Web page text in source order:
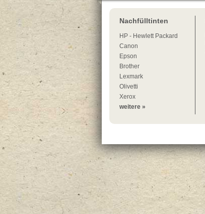
Nachfülltinten
HP - Hewlett Packard
Canon
Epson
Brother
Lexmark
Olivetti
Xerox
weitere »